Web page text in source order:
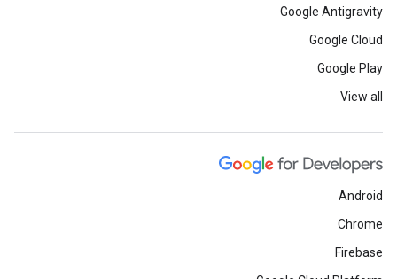
Google Antigravity
Google Cloud
Google Play
View all
Android
Chrome
Firebase